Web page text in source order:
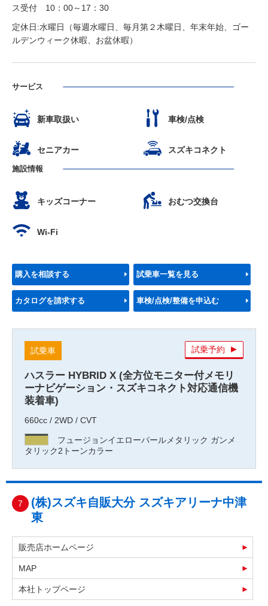
ス受付 10：00～17：30
定休日:水曜日（毎週水曜日、毎月第２木曜日、年末年始、ゴー
ルデンウィーク休暇、お盆休暇）
サービス
新車取扱い 車検/点検
セニアカー スズキコネクト
施設情報
キッズコーナー おむつ交換台
Wi-Fi
購入を相談する 試乗車一覧を見る
カタログを請求する 車検/点検/整備を申込む
試乗車
ハスラー HYBRID X (全方位モニター付メモリ
ーナビゲーション・スズキコネクト対応通信機
装着車)
660cc / 2WD / CVT
フュージョンイエローパールメタリック ガンメ
タリック2トーンカラー
試乗予約
7
(株)スズキ自販大分 スズキアリーナ中津
東
販売店ホームページ
MAP
本社トップページ